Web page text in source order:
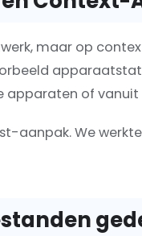
maar op
of
aanpak. We